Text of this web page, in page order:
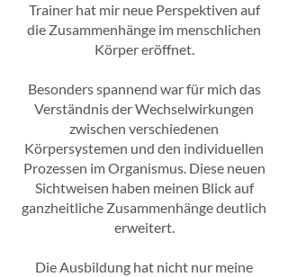
Trainer hat mir neue Perspektiven auf
die Zusammenhänge im menschlichen
Körper eröffnet.
Besonders spannend war für mich das
Verständnis der Wechselwirkungen
zwischen verschiedenen
Körpersystemen und den individuellen
Prozessen im Organismus. Diese neuen
Sichtweisen haben meinen Blick auf
ganzheitliche Zusammenhänge deutlich
erweitert.
Die Ausbildung hat nicht nur meine